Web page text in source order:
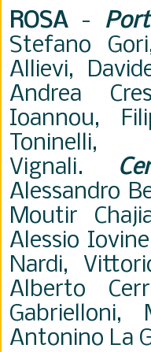
ROSA-
Stefano
Allievi,
Andrea
Ioannou,
Vignali.
Alessandro
Moutir
Alessio
Nardi,
Alberto
Gabrielloni,
Antonino La